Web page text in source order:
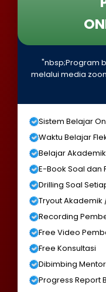
"nbsp;Program
melalui media
Sistem Belajar
Waktu Belajar
Belajar
E-Book Soal dan
Drilling Soal
Tryout Akademik
Recording
Free Video
Free Konsultasi
Dibimbing
Progress Report